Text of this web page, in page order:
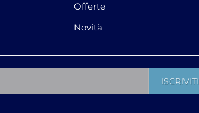
Offerte
Novità